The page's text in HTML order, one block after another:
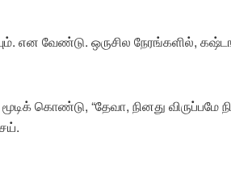
என வேண்டு. ஒருசில நேரங்களில்,
கொண்டு, “தேவா, நினது விருப்பமே